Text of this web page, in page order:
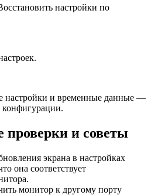
настройки по
настройки и временные данные —
проверки и советы
экрана в настройках
она соответствует
монитор к другому порту